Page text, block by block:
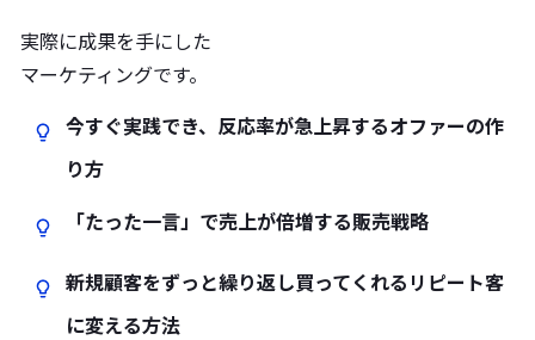
実際に成果を手にした
マーケティングです。
今すぐ実践でき、反応率が急上昇するオファーの作
り方
「たった一言」で売上が倍増する販売戦略
新規顧客をずっと繰り返し買ってくれるリピート客
に変える方法